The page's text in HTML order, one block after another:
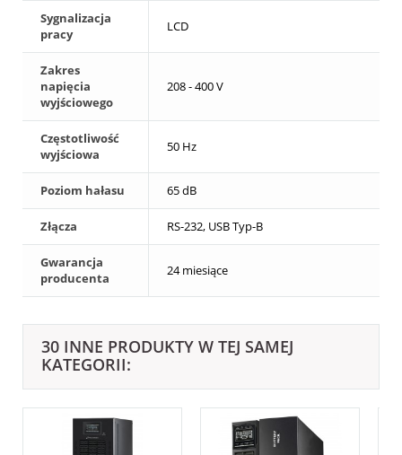
Sygnalizacja
pracy
LCD
Zakres
napięcia
wyjściowego
208 - 400 V
Częstotliwość
wyjściowa
50 Hz
Poziom hałasu 65 dB
Złącza RS-232, USB Typ-B
Gwarancja
producenta
24 miesiące
30 INNE PRODUKTY W TEJ SAMEJ
KATEGORII: